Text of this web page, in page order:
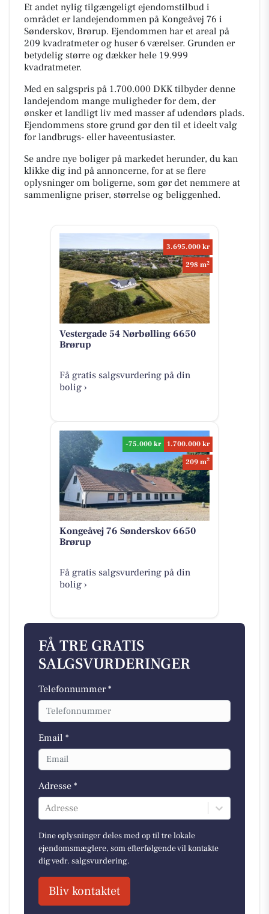
Et andet nylig tilgængeligt ejendomstilbud i
området er landejendommen på Kongeåvej 76 i
Sønderskov, Brørup. Ejendommen har et areal på
209 kvadratmeter og huser 6 værelser. Grunden er
betydelig større og dækker hele 19.999
kvadratmeter.
Med en salgspris på 1.700.000 DKK tilbyder denne
landejendom mange muligheder for dem, der
ønsker et landligt liv med masser af udendørs plads.
Ejendommens store grund gør den til et ideelt valg
for landbrugs- eller haveentusiaster.
Se andre nye boliger på markedet herunder, du kan
klikke dig ind på annoncerne, for at se flere
oplysninger om boligerne, som gør det nemmere at
sammenligne priser, størrelse og beliggenhed.
3.695.000 kr
298 m2
Vestergade 54 Nørbølling 6650
Brørup
Få gratis salgsvurdering på din
bolig ›
-75.000 kr
1.700.000 kr
209 m2
Kongeåvej 76 Sønderskov 6650
Brørup
Få gratis salgsvurdering på din
bolig ›
FÅ TRE GRATIS
SALGSVURDERINGER
Telefonnummer *
Email *
Adresse *
Adresse
Dine oplysninger deles med op til tre lokale
ejendomsmæglere, som efterfølgende vil kontakte
dig vedr. salgsvurdering.
Bliv kontaktet